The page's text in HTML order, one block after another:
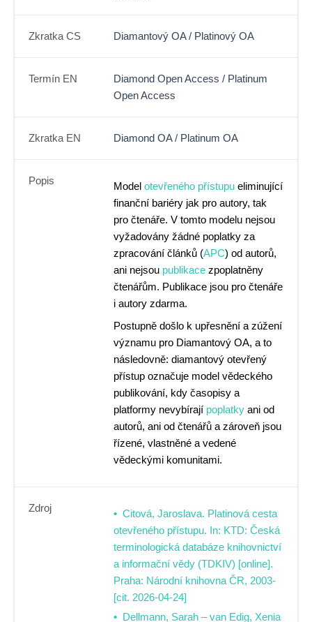
Zkratka CS Diamantový OA / Platinový OA
Termín EN
Diamond Open Access / Platinum
Open Access
Zkratka EN Diamond OA / Platinum OA
Popis Model otevřeného přístupu eliminující
finanční bariéry jak pro autory, tak
pro čtenáře. V tomto modelu nejsou
vyžadovány žádné poplatky za
zpracování článků (APC) od autorů,
ani nejsou publikace zpoplatněny
čtenářům. Publikace jsou pro čtenáře
i autory zdarma.
Postupně došlo k upřesnění a zúžení
významu pro Diamantový OA, a to
následovně: diamantový otevřený
přístup označuje model vědeckého
publikování, kdy časopisy a
platformy nevybírají poplatky ani od
autorů, ani od čtenářů a zároveň jsou
řízené, vlastněné a vedené
vědeckými komunitami.
Zdroj
Citová, Jaroslava. Platinová cesta
otevřeného přístupu. In: KTD: Česká
terminologická databáze knihovnictví
a informační vědy (TDKIV) [online].
Praha: Národní knihovna ČR, 2003-
[cit. 2026-04-24]
Dellmann, Sarah – van Edig, Xenia